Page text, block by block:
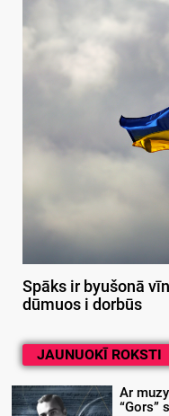
Spāks ir byušonā
dūmuos i dorbūs
JAUNUOKĪ ROKSTI
Ar
“Gors”